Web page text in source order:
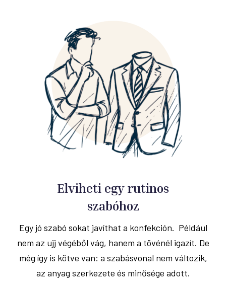
Elviheti egy rutinos
szabóhoz
Egy jó szabó sokat javíthat a konfekción. Például
nem az ujj végéből vág, hanem a tövénél igazít. De
még így is kötve van: a szabásvonal nem változik,
az anyag szerkezete és minősége adott.